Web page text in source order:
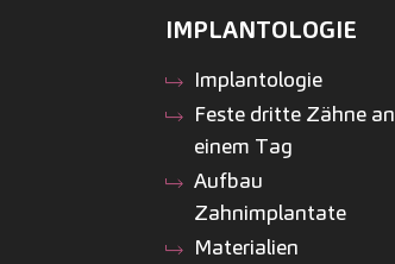
IMPLANTOLOGIE
Implantologie
Feste dritte Zähne an
einem Tag
Aufbau
Zahnimplantate
Materialien